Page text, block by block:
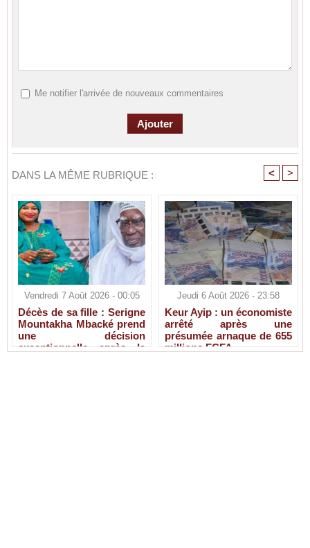
Me notifier l'arrivée de nouveaux commentaires
DANS LA MÊME RUBRIQUE : < >
Vendredi 7 Août 2026 - 00:05
Décès de sa fille : Serigne
Mountakha Mbacké prend
une décision
exceptionnelle après la
Jeudi 6 Août 2026 - 23:58
Keur Ayip : un économiste
arrêté après une
présumée arnaque de 655
millions FCFA